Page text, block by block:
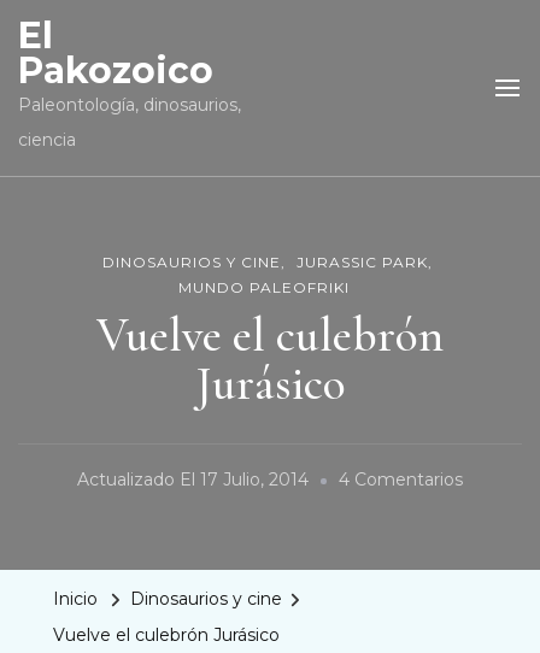
El
Pakozoico
Paleontología, dinosaurios,
ciencia
DINOSAURIOS Y CINE
JURASSIC PARK
MUNDO PALEOFRIKI
Vuelve el culebrón
Jurásico
Actualizado El 17 Julio, 2014 4 ComentariosEn
Inicio
Dinosaurios y cine
Vuelve el culebrón Jurásico